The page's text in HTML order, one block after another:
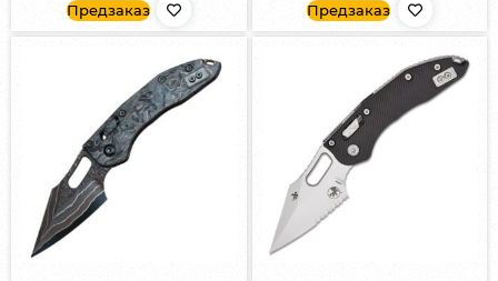
Предзаказ Предзаказ